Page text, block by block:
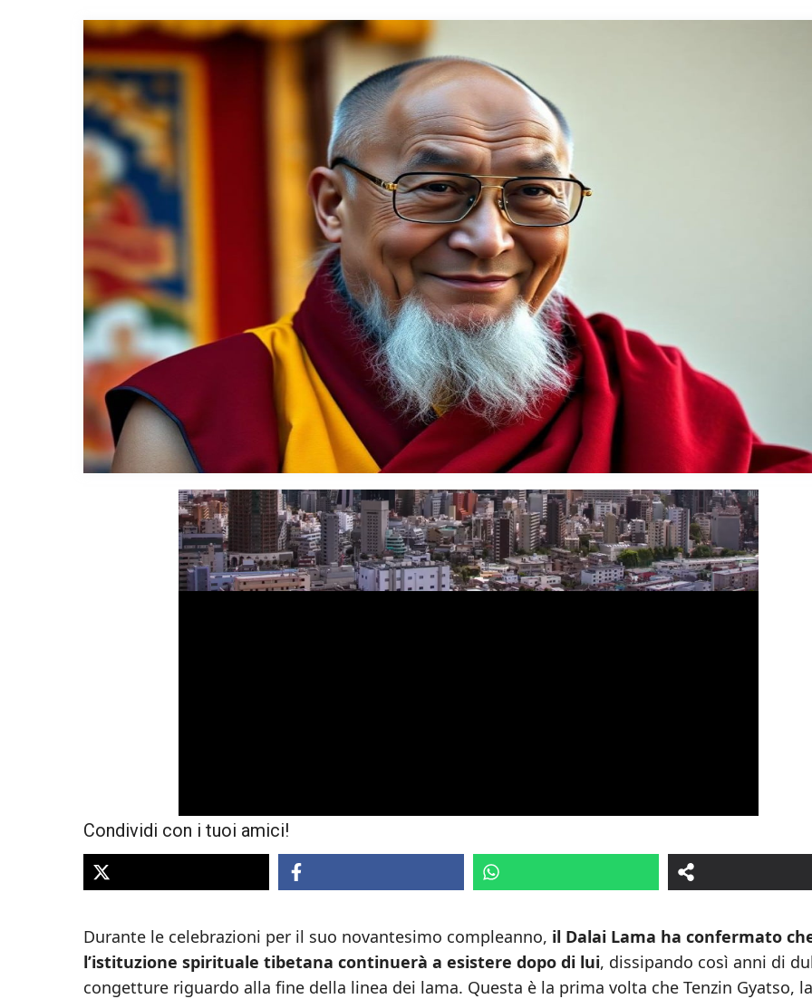
Condividi con i tuoi amici!
Durante le celebrazioni per il suo novantesimo compleanno, il Dalai Lama ha confermato
l’istituzione spirituale tibetana continuerà a esistere dopo di lui, dissipando così anni di
congetture riguardo alla fine della linea dei lama. Questa è la prima volta che Tenzin Gyatso, la